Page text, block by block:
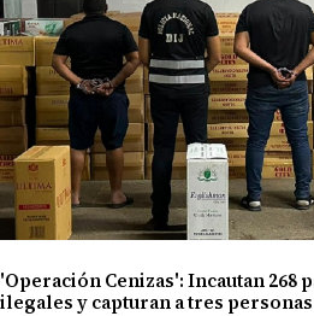
'Operación Cenizas': Incautan 268
ilegales y capturan a tres